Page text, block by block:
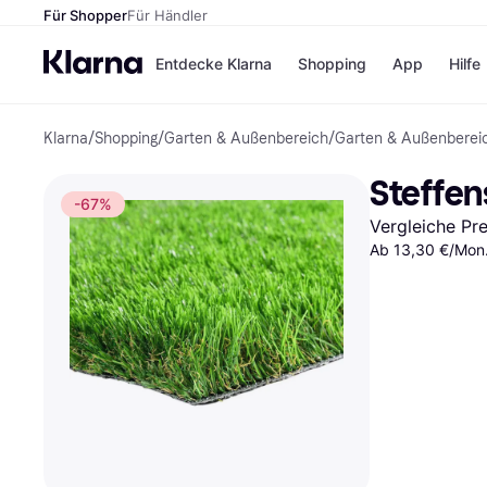
Für ShopperFür Händler
Entdecke Klarna
Zahlungsmethoden
Sofort bezahlen
Bezahle in 3
Teilzahlungen
Bezahle in bis zu 30
Tagen
Ratenzahlung
Shopping
Shops
eBay
Temu
SHEIN
App Hilfe
Klarna/Shopping/Garten & Außenbereich/Garten &
-67%
Vergleiche
Ab 13,30 €/